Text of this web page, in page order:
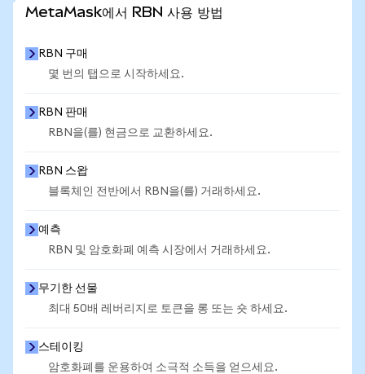
MetaMask에서 RBN 사용 방법
RBN 구매
몇 번의 탭으로 시작하세요.
RBN 판매
RBN을(를) 현금으로 교환하세요.
RBN 스왑
블록체인 전반에서 RBN을(를) 거래하세요.
예측
RBN 및 암호화폐 예측 시장에서 거래하세요.
무기한 선물
최대 50배 레버리지로 토큰을 롱 또는 숏 하세요.
스테이킹
암호화폐를 운용하여 소극적 소득을 얻으세요.